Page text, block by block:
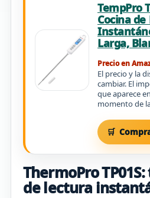
TempPro
Cocina
Larga,
Precio en
El precio y la
cambiar. El
que aparece
momento de
ThermoPro
de lectura